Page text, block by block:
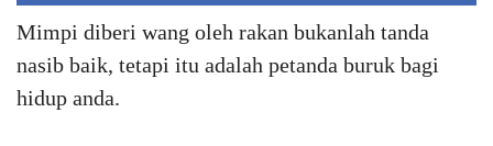
Mimpi diberi wang oleh rakan bukanlah tanda
nasib baik, tetapi itu adalah petanda buruk bagi
hidup anda.